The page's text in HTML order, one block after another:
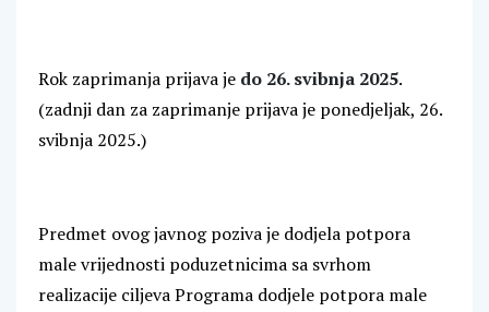
Rok zaprimanja prijava je do 26. svibnja 2025.
(zadnji dan za zaprimanje prijava je ponedjeljak, 26.
svibnja 2025.)
Predmet ovog javnog poziva je dodjela potpora
male vrijednosti poduzetnicima sa svrhom
realizacije ciljeva Programa dodjele potpora male